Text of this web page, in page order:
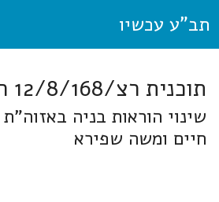
תב"ע עכשיו
תוכנית רצ/12/8/168 ראשון לציון
שינוי הוראות בניה
חיים ומשה שפירא